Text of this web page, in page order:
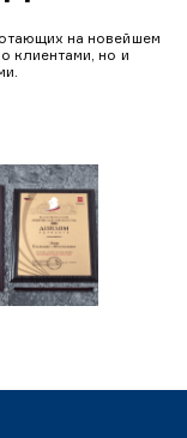
на новейшем
клиентами, но и